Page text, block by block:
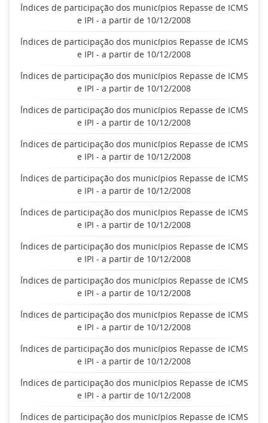
Índices de participação dos municípios Repasse de ICMS
e IPI - a partir de 10/12/2008
Índices de participação dos municípios Repasse de ICMS
e IPI - a partir de 10/12/2008
Índices de participação dos municípios Repasse de ICMS
e IPI - a partir de 10/12/2008
Índices de participação dos municípios Repasse de ICMS
e IPI - a partir de 10/12/2008
Índices de participação dos municípios Repasse de ICMS
e IPI - a partir de 10/12/2008
Índices de participação dos municípios Repasse de ICMS
e IPI - a partir de 10/12/2008
Índices de participação dos municípios Repasse de ICMS
e IPI - a partir de 10/12/2008
Índices de participação dos municípios Repasse de ICMS
e IPI - a partir de 10/12/2008
Índices de participação dos municípios Repasse de ICMS
e IPI - a partir de 10/12/2008
Índices de participação dos municípios Repasse de ICMS
e IPI - a partir de 10/12/2008
Índices de participação dos municípios Repasse de ICMS
e IPI - a partir de 10/12/2008
Índices de participação dos municípios Repasse de ICMS
e IPI - a partir de 10/12/2008
Índices de participação dos municípios Repasse de ICMS